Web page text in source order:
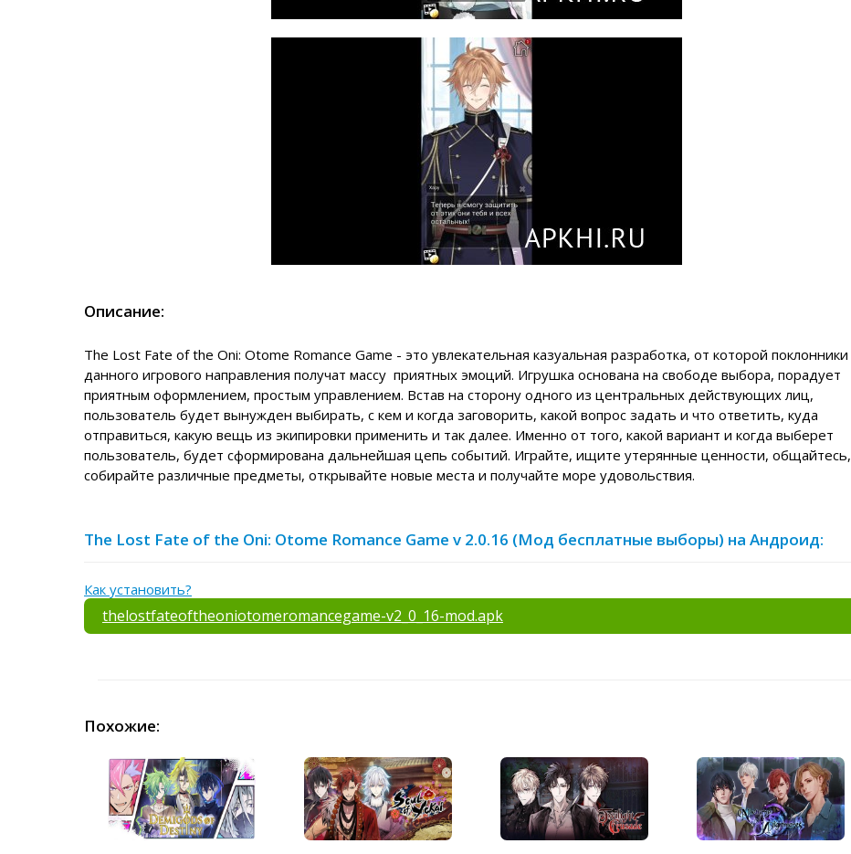
Описание:
The Lost Fate of the Oni: Otome Romance Game - это увлекательная казуальная разработка, от которой поклонники
данного игрового направления получат массу приятных эмоций. Игрушка основана на свободе выбора, порадует
приятным оформлением, простым управлением. Встав на сторону одного из центральных действующих лиц,
пользователь будет вынужден выбирать, с кем и когда заговорить, какой вопрос задать и что ответить, куда
отправиться, какую вещь из экипировки применить и так далее. Именно от того, какой вариант и когда выберет
пользователь, будет сформирована дальнейшая цепь событий. Играйте, ищите утерянные ценности, общайтесь,
собирайте различные предметы, открывайте новые места и получайте море удовольствия.
The Lost Fate of the Oni: Otome Romance Game v 2.0.16 (Мод бесплатные выборы) на Андроид:
Как установить?
thelostfateoftheoniotomeromancegame-v2_0_16-mod.apk
Похожие: